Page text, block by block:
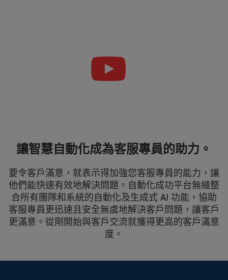
讓智慧自動化成為客服專員的助力。
要令客戶滿意，就表示得加強您客服專員的能力，讓
他們能快速有效地解決問題。自動化成功平台無縫整
合所有團隊和系統的自動化及生成式 AI 功能，協助
客服專員更迅速且安全無虞地解決客戶問題，讓客戶
更滿意。從剛開始與客戶交流就獲得更高的客戶滿意
度。